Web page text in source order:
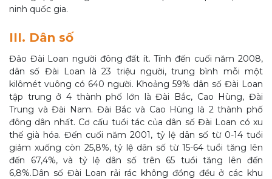
ninh quốc gia.
III. Dân số
Đảo Đài Loan người đông đất ít. Tính đến cuối năm 2008,
dân số Đài Loan là 23 triệu người, trung bình mỗi một
kilômét vuông có 640 người. Khoảng 59% dân số Đài Loan
tập trung ở 4 thành phố lớn là Đài Bắc, Cao Hùng, Đài
Trung và Đài Nam. Đài Bắc và Cao Hùng là 2 thành phố
đông dân nhất. Cơ cấu tuổi tác của dân số Đài Loan có xu
thế già hóa. Đến cuối năm 2001, tỷ lệ dân số từ 0-14 tuổi
giảm xuống còn 25,8%, tỷ lệ dân số từ 15-64 tuổi tăng lên
đến 67,4%, và tỷ lệ dân số trên 65 tuổi tăng lên đến
6,8%.Dân số Đài Loan rải rác không đồng đều ở các khu